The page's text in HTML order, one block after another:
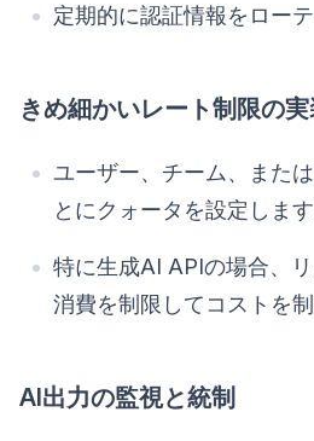
定期的に認証情報をロー
きめ細かいレート制限の
ユーザー、チーム、また
とにクォータを設定します
特に生成AI APIの場合、
消費を制限してコストを制
AI出力の監視と統制